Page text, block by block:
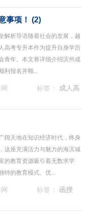
事项！ (2)
解析导语随着社会的发展，越
高考专升本作为提升自身学历
青年。本文将详细介绍滨州成
利报名并顺...
标签：
成人高
阔天地在知识经济时代，终身
这座充满活力与魅力的海滨城
的教育资源吸引着无数求学
特的教育模式、优...
标签： 函授